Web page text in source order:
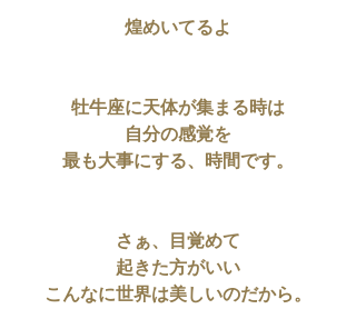
煌めいてるよ
牡牛座に天体が集まる時は
自分の感覚を
最も大事にする、時間です。
さぁ、目覚めて
起きた方がいい
こんなに世界は美しいのだから。